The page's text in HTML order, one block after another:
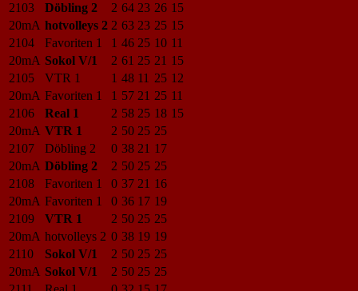
2103
Döbling 2 2 64 23 26 15
20mA hotvolleys 2 2 63 23 25 15
2104
Favoriten 1 1 46 25 10 11
20mA Sokol V/1 2 61 25 21 15
2105
VTR 1 1 48 11 25 12
20mA Favoriten 1 1 57 21 25 11
2106
Real 1 2 58 25 18 15
20mA VTR 1 2 50 25 25
2107
Döbling 2 0 38 21 17
20mA Döbling 2 2 50 25 25
2108
Favoriten 1 0 37 21 16
20mA Favoriten 1 0 36 17 19
2109
VTR 1 2 50 25 25
20mA hotvolleys 2 0 38 19 19
2110
Sokol V/1 2 50 25 25
20mA Sokol V/1 2 50 25 25